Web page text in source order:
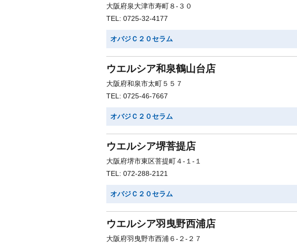
大阪府泉大津市寿町８-３０
TEL: 0725-32-4177
オバジＣ２０セラム
ウエルシア和泉鶴山台店
大阪府和泉市太町５５７
TEL: 0725-46-7667
オバジＣ２０セラム
ウエルシア堺菩提店
大阪府堺市東区菩提町４-１-１
TEL: 072-288-2121
オバジＣ２０セラム
ウエルシア羽曳野西浦店
大阪府羽曳野市西浦６-２-２７